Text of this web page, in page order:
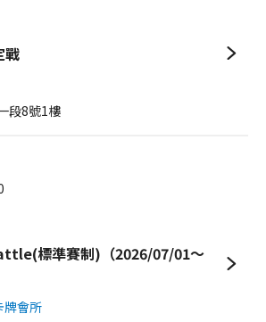
戰
段8號1樓
標準賽制)（2026/07/01～
牌會所